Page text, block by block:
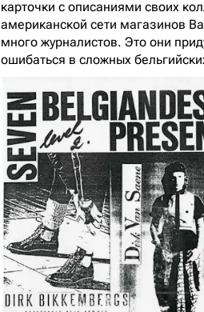
карточки с описаниями своих
американской сети магазинов
много журналистов. Это они
ошибаться в сложных